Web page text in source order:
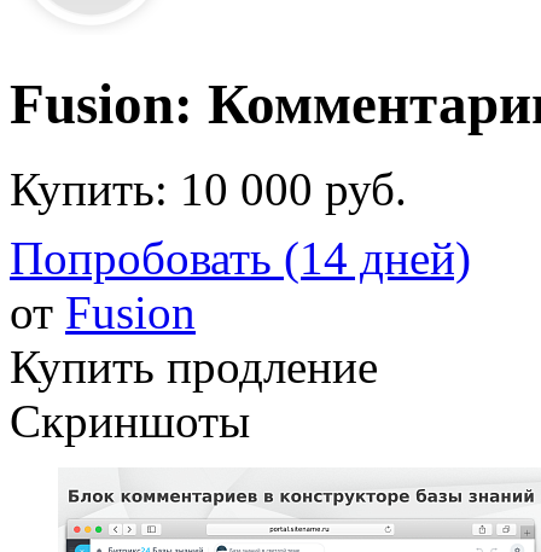
Fusion:
Купить: 10 000 руб.
Попробовать (14 дней)
от Fusion
Купить продление
Скриншоты